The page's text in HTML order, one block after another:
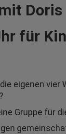
Doris
für
eigenen vier
Gruppe für